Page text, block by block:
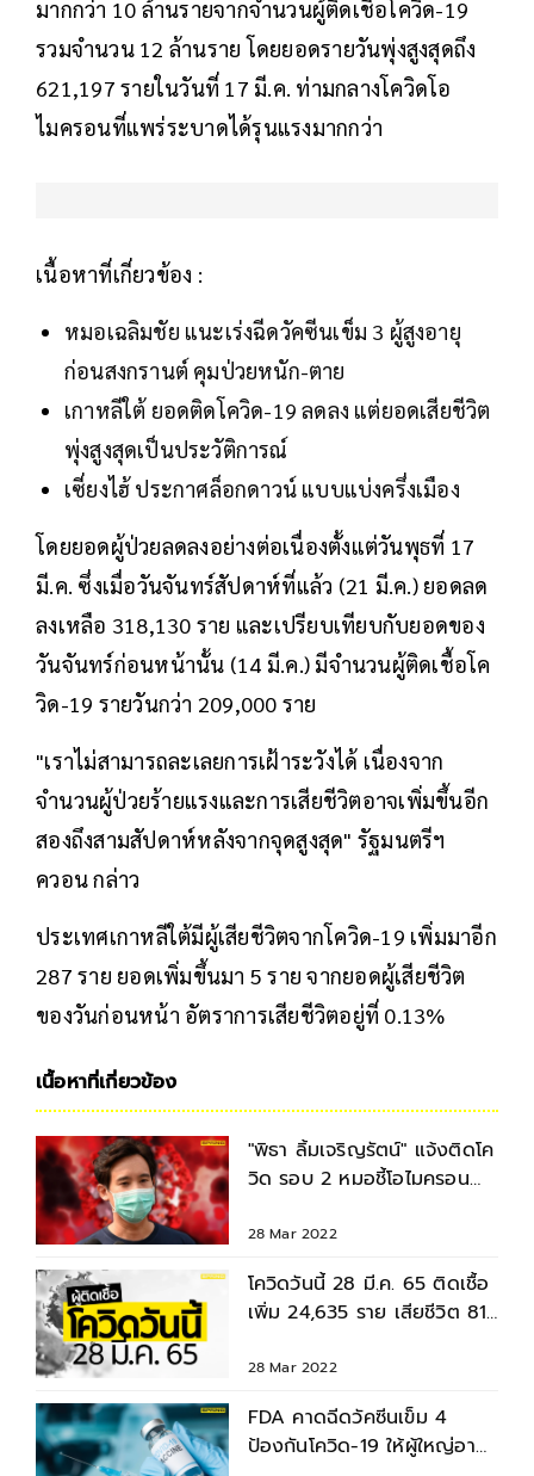
มากกว่า 10 ล้านรายจากจำนวนผู้ติดเชื้อโควิด-19
รวมจำนวน 12 ล้านราย โดยยอดรายวันพุ่งสูงสุดถึง
621,197 รายในวันที่ 17 มี.ค. ท่ามกลางโควิดโอ
ไมครอนที่แพร่ระบาดได้รุนแรงมากกว่า
เนื้อหาที่เกี่ยวข้อง :
หมอเฉลิมชัย แนะเร่งฉีดวัคซีนเข็ม 3 ผู้สูงอายุ
ก่อนสงกรานต์ คุมป่วยหนัก-ตาย
เกาหลีใต้ ยอดติดโควิด-19 ลดลง แต่ยอดเสียชีวิต
พุ่งสูงสุดเป็นประวัติการณ์
เซี่ยงไฮ้ ประกาศล็อกดาวน์ แบบแบ่งครึ่งเมือง
โดยยอดผู้ป่วยลดลงอย่างต่อเนื่องตั้งแต่วันพุธที่ 17
มี.ค. ซึ่งเมื่อวันจันทร์สัปดาห์ที่แล้ว (21 มี.ค.) ยอดลด
ลงเหลือ 318,130 ราย และเปรียบเทียบกับยอดของ
วันจันทร์ก่อนหน้านั้น (14 มี.ค.) มีจำนวนผู้ติดเชื้อโค
วิด-19 รายวันกว่า 209,000 ราย
"เราไม่สามารถละเลยการเฝ้าระวังได้ เนื่องจาก
จำนวนผู้ป่วยร้ายแรงและการเสียชีวิตอาจเพิ่มขึ้นอีก
สองถึงสามสัปดาห์หลังจากจุดสูงสุด" รัฐมนตรีฯ
ควอน กล่าว
ประเทศเกาหลีใต้มีผู้เสียชีวิตจากโควิด-19 เพิ่มมาอีก
287 ราย ยอดเพิ่มขึ้นมา 5 ราย จากยอดผู้เสียชีวิต
ของวันก่อนหน้า อัตราการเสียชีวิตอยู่ที่ 0.13%
เนื้อหาที่เกี่ยวข้อง
"พิธา ลิ้มเจริญรัตน์" แจ้งติดโค
วิด รอบ 2 หมอชี้โอไมครอน
28 Mar 2022
โควิดวันนี้ 28 มี.ค. 65 ติดเชื้อ
เพิ่ม 24,635 ราย เสียชีวิต 81
28 Mar 2022
FDA คาดฉีดวัคซีนเข็ม 4
ป้องกันโควิด-19 ให้ผู้ใหญ่อายุ